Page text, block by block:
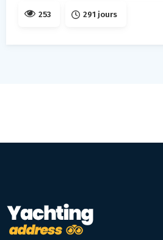
253 291 jours